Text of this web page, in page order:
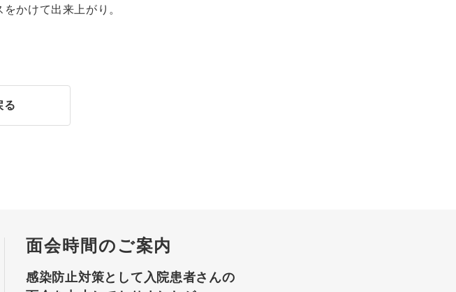
かけて出来上がり。
る
面会時間のご案内
感染防止対策として入院患者さんの